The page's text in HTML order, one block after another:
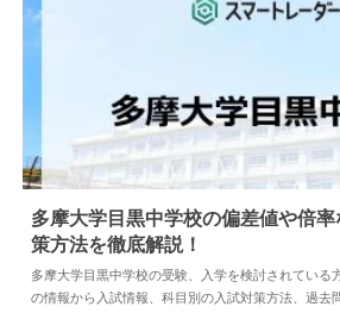
中学情報
多摩大学目黒中学校の偏差値や倍
策方法を徹底解説！
多摩大学目黒中学校の受験、入学を検討されている
の情報から入試情報、科目別の入試対策方法、過去